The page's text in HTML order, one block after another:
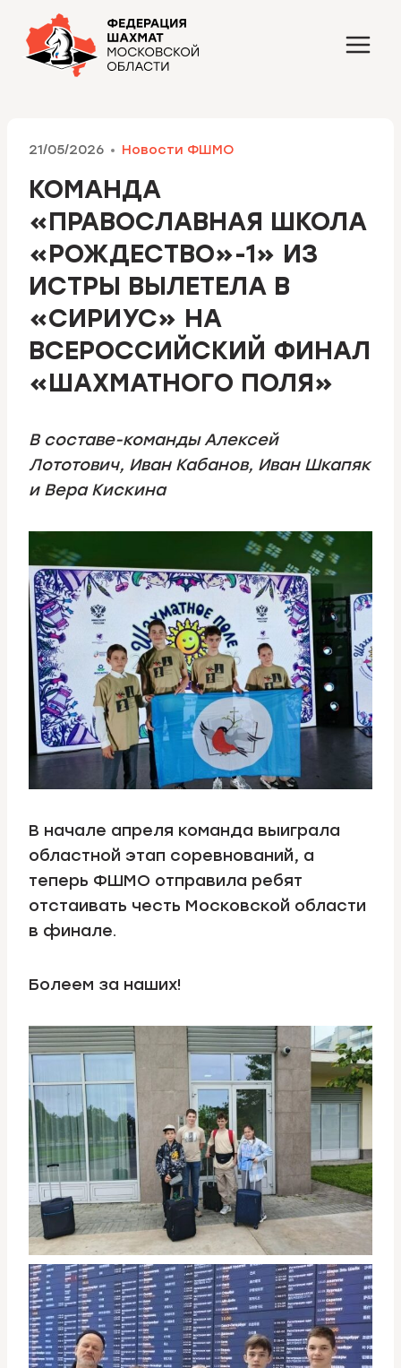
Перейти
содержимому
21/05/2026 Новости ФШМО
КОМАНДА
«ПРАВОСЛАВНАЯ ШКОЛА
«РОЖДЕСТВО»-1» ИЗ
ИСТРЫ ВЫЛЕТЕЛА В
«СИРИУС» НА
ВСЕРОССИЙСКИЙ ФИНАЛ
«ШАХМАТНОГО ПОЛЯ»
В составе-команды Алексей
Лототович, Иван Кабанов, Иван Шкапяк
и Вера Кискина
В начале апреля команда выиграла
областной этап соревнований, а
теперь ФШМО отправила ребят
отстаивать честь Московской области
в финале.
Болеем за наших!